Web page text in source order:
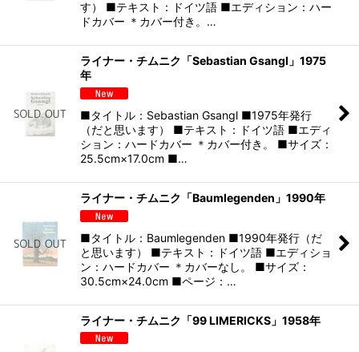
す） ■テキスト：ドイツ語 ■エディション：ハー
ドカバー ＊カバー付き。…
ライナー・チムニク「Sebastian Gsangl」1975
年
■タイトル：Sebastian Gsangl ■1975年発行
（だと思います） ■テキスト：ドイツ語 ■エディ
ション：ハードカバー ＊カバー付き。 ■サイズ：
25.5cm×17.0cm ■…
ライナー・チムニク「Baumlegenden」1990年
■タイトル：Baumlegenden ■1990年発行（だ
と思います） ■テキスト：ドイツ語 ■エディショ
ン：ハードカバー ＊カバーなし。 ■サイズ：
30.5cm×24.0cm ■ページ：…
ライナー・チムニク「99 LIMERICKS」1958年